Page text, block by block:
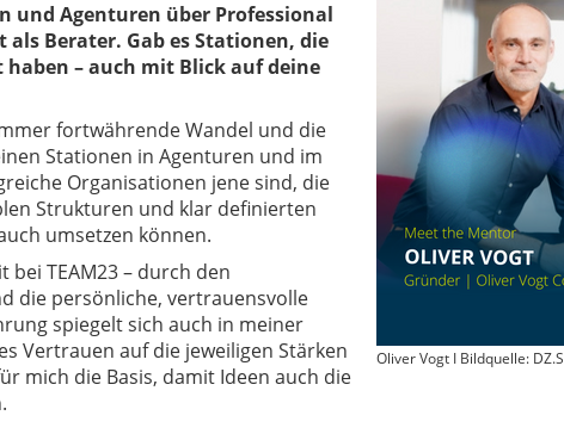
Oliver Vogt I Bildquelle: DZ.S
und Agenturen über Professional
Berater. Gab es Stationen, die
– auch mit Blick auf deine
fortwährende Wandel und die
Stationen in Agenturen und im
Organisationen jene sind, die
Strukturen und klar definierten
umsetzen können.
TEAM23 – durch den
die persönliche, vertrauensvolle
spiegelt sich auch in meiner
Vertrauen auf die jeweiligen Stärken
mich die Basis, damit Ideen auch die